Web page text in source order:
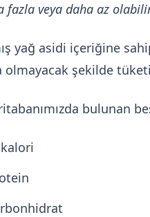
fazla veya daha az
yağ asidi içeriğine
olmayacak şekilde
bulunan